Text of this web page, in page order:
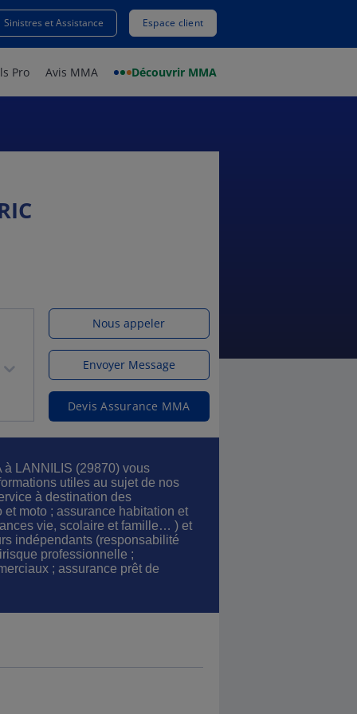
Sinistres et Assistance Espace client
Pro Avis MMA Découvrir MMA
Nous appeler
Envoyer Message
Devis Assurance MMA
à LANNILIS (29870) vous
utiles au sujet de nos
à destination des
moto ; assurance habitation et
vie, scolaire et famille… ) et
indépendants (responsabilité
professionnelle ;
; assurance prêt de